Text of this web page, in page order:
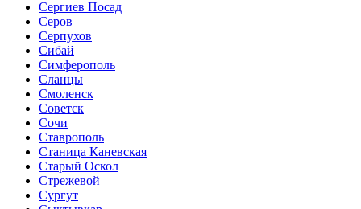
Сергиев Посад
Серов
Серпухов
Сибай
Симферополь
Сланцы
Смоленск
Советск
Сочи
Ставрополь
Станица Каневская
Старый Оскол
Стрежевой
Сургут